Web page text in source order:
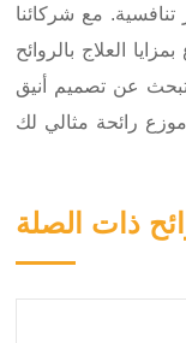
تنافسية. مع شركائنا
العلاج بالروائح
عن تصميم أنيق
ذات الصلة